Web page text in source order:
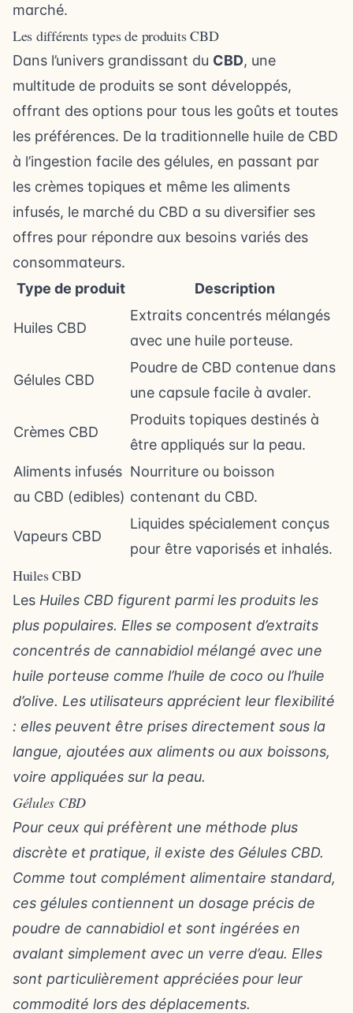
marché.
Les différents types de produits CBD
Dans l’univers grandissant du CBD, une
multitude de produits se sont développés,
offrant des options pour tous les goûts et toutes
les préférences. De la traditionnelle huile de CBD
à l’ingestion facile des gélules, en passant par
les crèmes topiques et même les aliments
infusés, le marché du CBD a su diversifier ses
offres pour répondre aux besoins variés des
consommateurs.
Type de produit
Description
Huiles CBD
Extraits concentrés mélangés
avec une huile porteuse.
Gélules CBD
Poudre de CBD contenue dans
une capsule facile à avaler.
Crèmes CBD
Produits topiques destinés à
être appliqués sur la peau.
Aliments infusés
au CBD (edibles)
Nourriture ou boisson
contenant du CBD.
Vapeurs CBD
Liquides spécialement conçus
pour être vaporisés et inhalés.
Huiles CBD
Les Huiles CBD figurent parmi les produits les
plus populaires. Elles se composent d’extraits
concentrés de cannabidiol mélangé avec une
huile porteuse comme l’huile de coco ou l’huile
d’olive. Les utilisateurs apprécient leur flexibilité
: elles peuvent être prises directement sous la
langue, ajoutées aux aliments ou aux boissons,
voire appliquées sur la peau.
Gélules CBD
Pour ceux qui préfèrent une méthode plus
discrète et pratique, il existe des Gélules CBD.
Comme tout complément alimentaire standard,
ces gélules contiennent un dosage précis de
poudre de cannabidiol et sont ingérées en
avalant simplement avec un verre d’eau. Elles
sont particulièrement appréciées pour leur
commodité lors des déplacements.